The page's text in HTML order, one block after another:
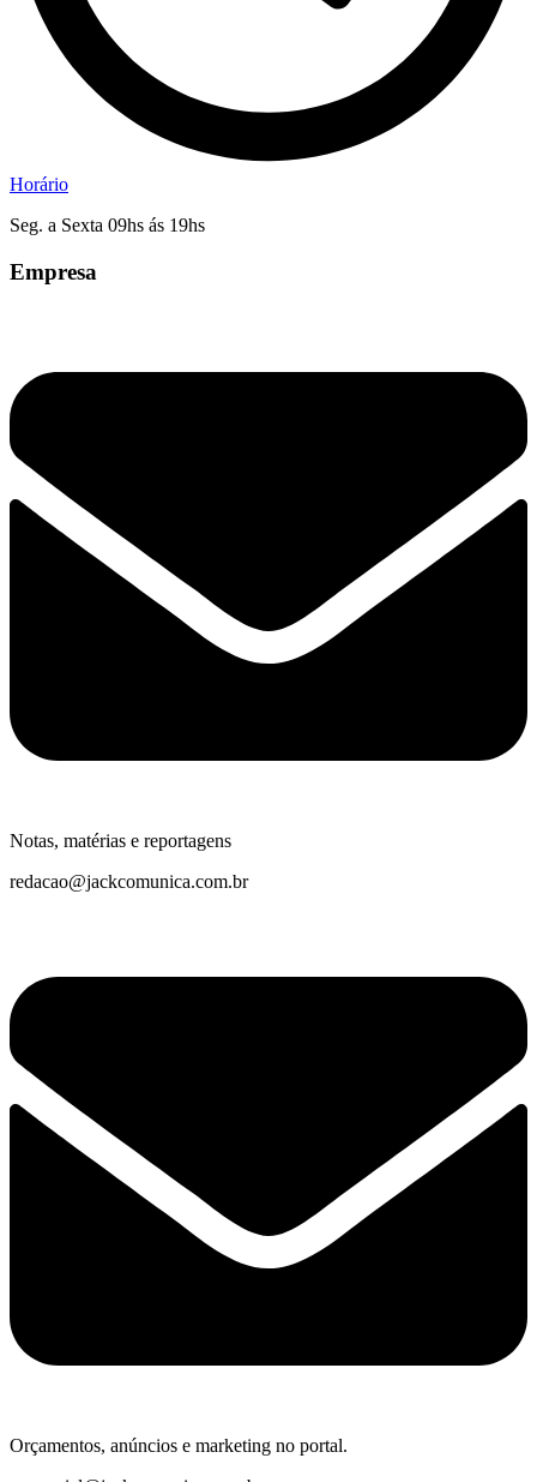
Horário
Seg. a Sexta 09hs ás 19hs
Empresa
Notas, matérias e reportagens
redacao@jackcomunica.com.br
Orçamentos, anúncios e marketing no portal.